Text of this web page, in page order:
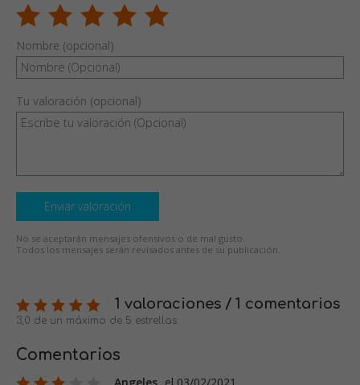
Nombre (opcional)
Tu valoración (opcional)
Enviar valoración
No se aceptarán mensajes ofensivos o de mal gusto.
Todos los mensajes serán revisados antes de su publicación.
1 valoraciones / 1 comentarios
3,0 de un máximo de 5 estrellas
Comentarios